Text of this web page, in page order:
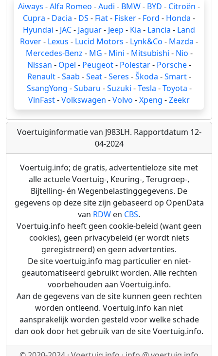
Aiways -Alfa Romeo -Audi - BMW- BYD - Citroën -
Cupra - Dacia - DS - Fiat- Fisker- Ford - Honda -
Hyundai - JAC- Jaguar- Jeep - Kia - Lancia - Land
Rover- Lexus - Lucid Motors - Lynk&Co - Mazda -
Mercedes-Benz - MG - Mini - Mitsubishi - Nio -
Nissan - Opel - Peugeot- Polestar- Porsche-
Renault-Saab -Seat-Seres -Škoda -Smart-
SsangYong -Subaru -Suzuki -Tesla -Toyota -
VinFast-Volkswagen -Volvo -Xpeng -Zeekr
Voertuiginformatie van J983LH. Rapportdatum 12-
04-2024
Voertuig.info; de gratis, advertentieloze site met
alle actuele Voertuig-, Keuring-, Terugroep-,
Bijtelling- én Wegenbelastinggegevens. De
gegevens op deze site zijn gebaseerd op OpenData
van RDW en CBS.
Voertuig.info heeft geen cookie-beleid (want geen
cookies), geen privacybeleid (er wordt niets
geregistreerd) en geen advertenties.
De site voertuig.info mag particulier en niet-
geautomatiseerd gebruikt worden. Alle rechten
voorbehouden aan Voertuig.info.
Aan de gegevens van de site kunnen geen rechten
worden ontleend. Voertuig.info kan niet
aansprakelijk worden gesteld voor welke schade
dan ook door het gebruik van de site Voertuig.info.